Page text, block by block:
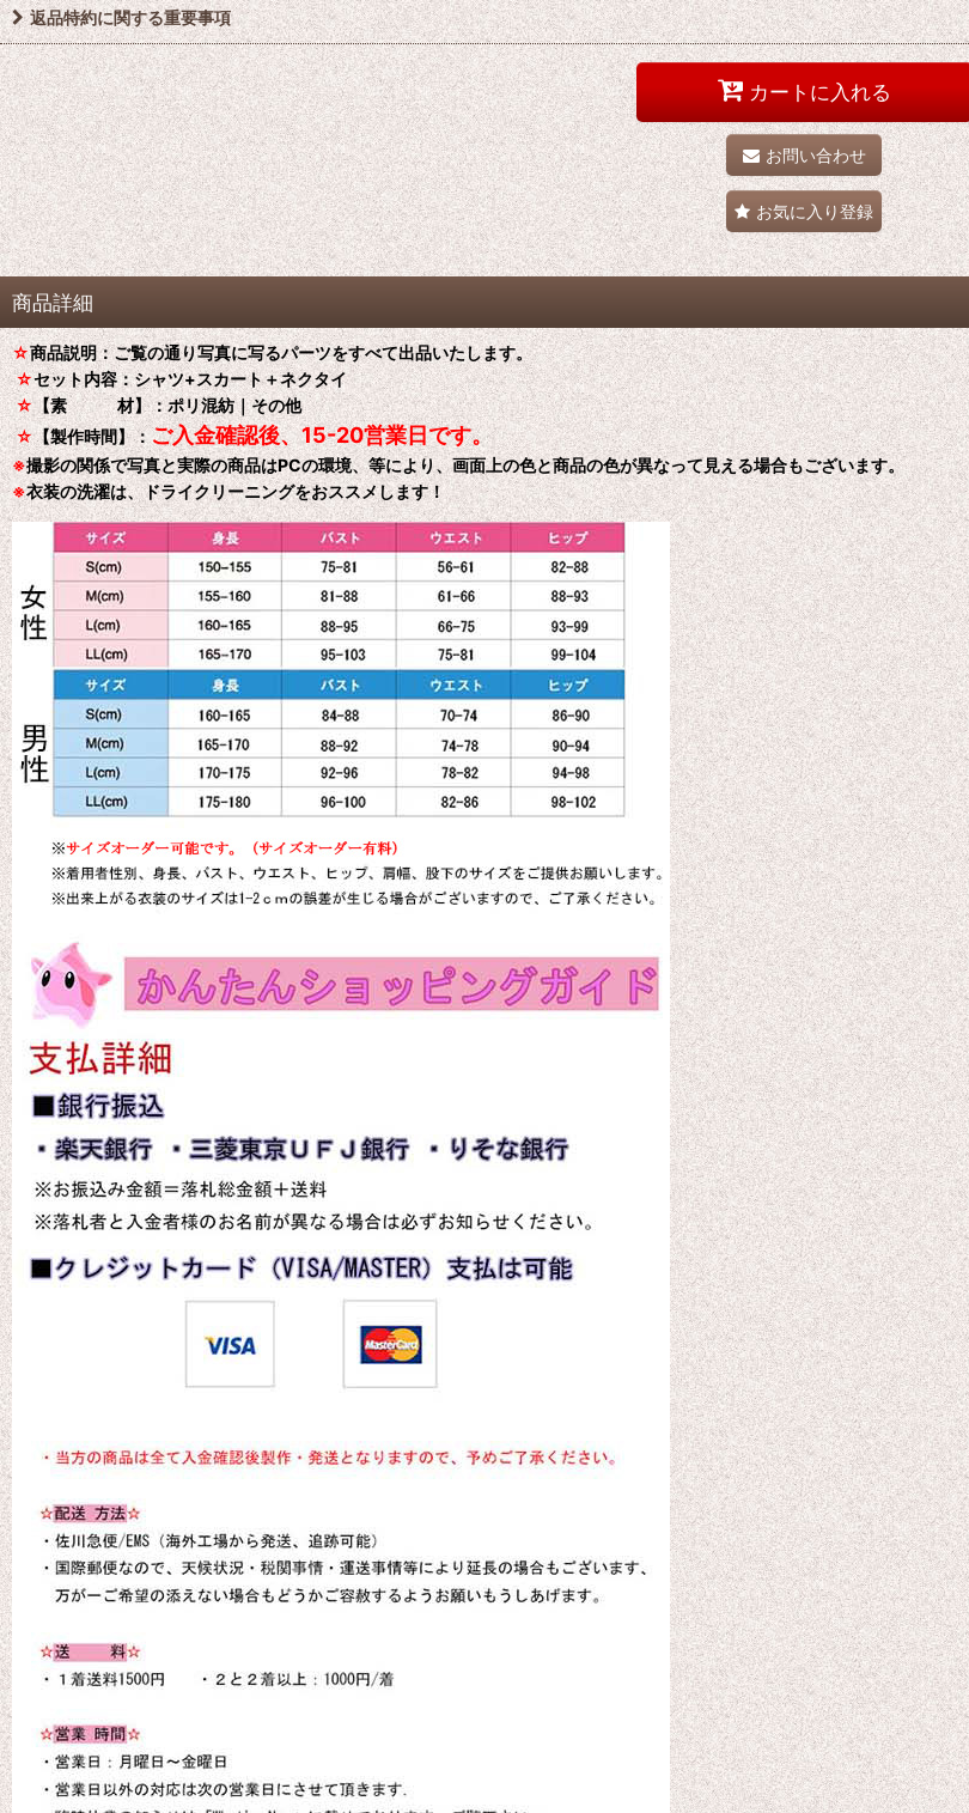
返品特約に関する重要事項
カートに入れる
お問い合わせ
お気に入り登録
商品詳細
☆商品説明：ご覧の通り写真に写るパーツをすべて出品いたします。
☆セット内容：シャツ+スカート＋ネクタイ
☆【素 材】：ポリ混紡｜その他
☆【製作時間】： ご入金確認後、15-20営業日です。
※撮影の関係で写真と実際の商品はPCの環境、等により、画面上の色と商品の色が異なって見える場合もございます。
※衣装の洗濯は、ドライクリーニングをおススメします！